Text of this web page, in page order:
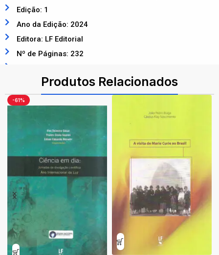
Edição: 1
Ano da Edição: 2024
Editora: LF Editorial
Nº de Páginas: 232
Produtos Relacionados
-61%